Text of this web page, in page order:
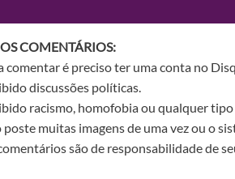
COMENTÁRIOS:
comentar é preciso ter uma conta no
discussões políticas.
racismo, homofobia ou qualquer
poste muitas imagens de uma vez ou o
são de responsabilidade de